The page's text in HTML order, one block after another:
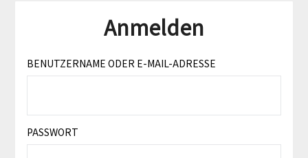
Anmelden
BENUTZERNAME ODER E-MAIL-ADRESSE
PASSWORT